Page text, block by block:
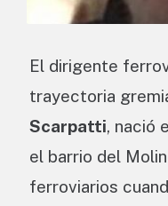
El dirigente
trayectoria
Scarpatti, nació
el barrio del
ferroviarios